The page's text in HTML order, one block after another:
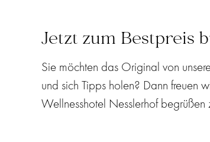
Jetzt zum Bestpreis
Sie möchten das Original von
und sich Tipps holen? Dann freuen
Wellnesshotel Nesslerhof begrüßen